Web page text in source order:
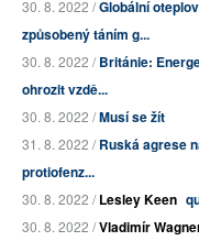
30. 8. 2022 /Globální
způsobený táním g...
30. 8. 2022 /Británie:
ohrozit vzdě...
30. 8. 2022 /Musí se žít
31. 8. 2022 /Ruská agrese
protiofenz...
30. 8. 2022 /Lesley Keen
30. 8. 2022 /Vladimír